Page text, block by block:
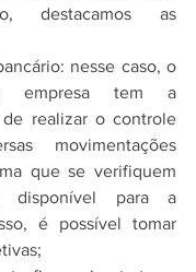
destacamos as
nesse caso, o
empresa tem a
de realizar o controle
movimentações
que se verifiquem
para a
é possível tomar